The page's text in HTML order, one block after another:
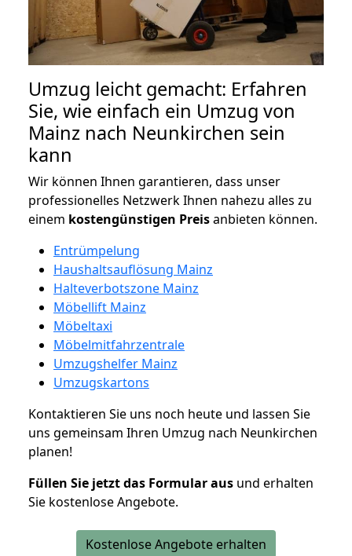
Umzug leicht gemacht: Erfahren
Sie, wie einfach ein Umzug von
Mainz nach Neunkirchen sein
kann
Wir können Ihnen garantieren, dass unser
professionelles Netzwerk Ihnen nahezu alles zu
einem kostengünstigen Preisanbieten können.
Entrümpelung
Haushaltsauflösung Mainz
Halteverbotszone Mainz
Möbellift Mainz
Möbeltaxi
Möbelmitfahrzentrale
Umzugshelfer Mainz
Umzugskartons
Kontaktieren Sie uns noch heute und lassen Sie
uns gemeinsam Ihren Umzug nach Neunkirchen
planen!
Füllen Sie jetzt das Formular aus und erhalten
Sie kostenlose Angebote.
Kostenlose Angebote erhalten